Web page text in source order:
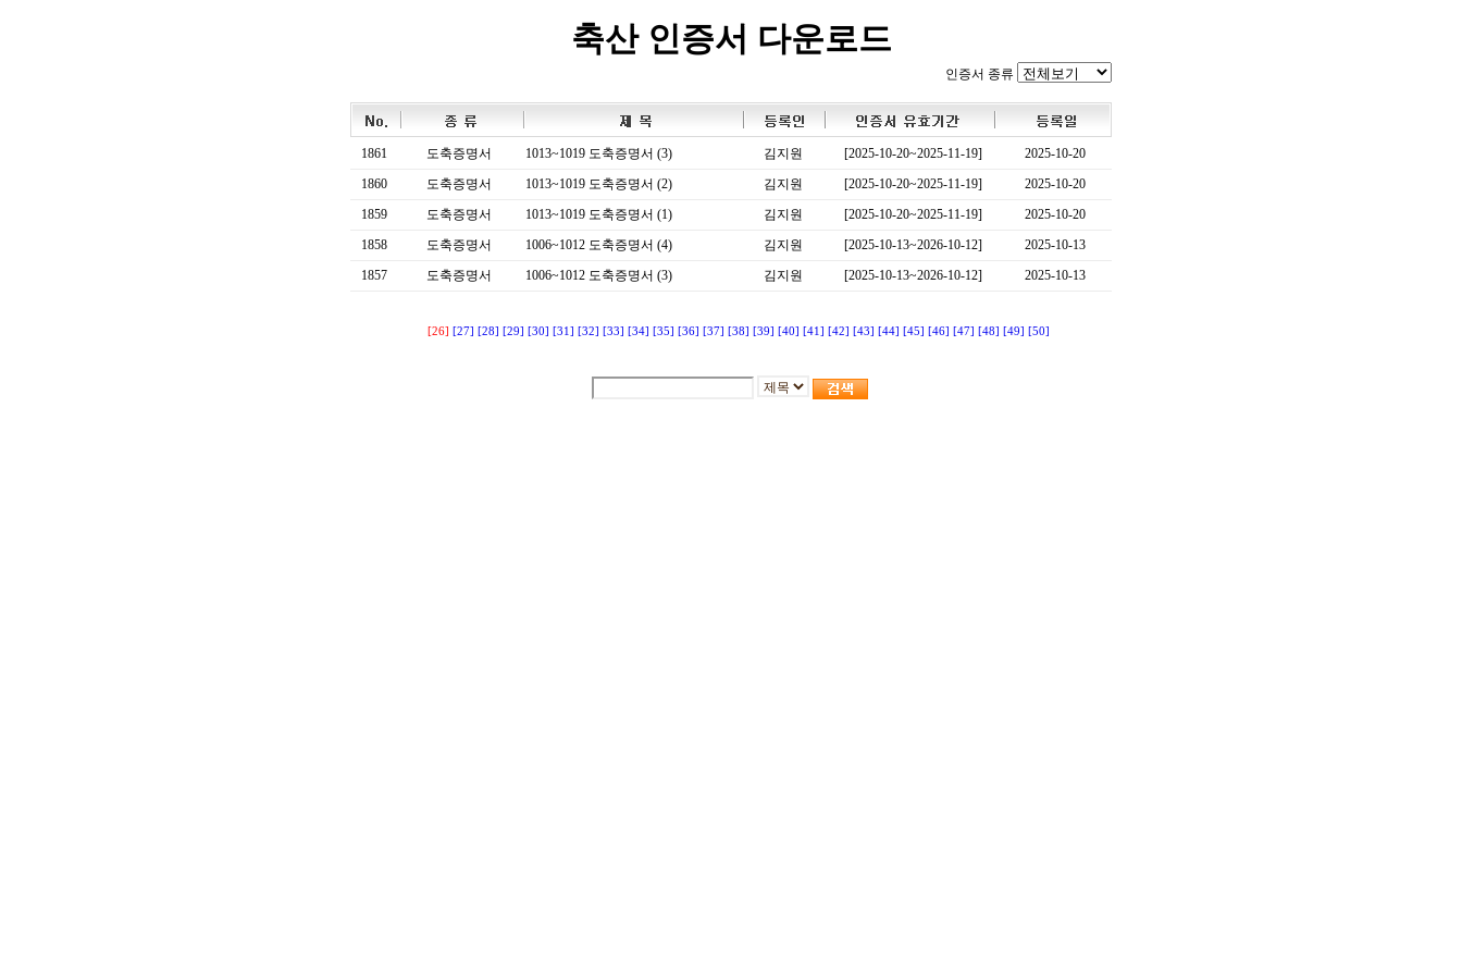
축산 인증서 다운로드
인증서 종류
1861 도축증명서 1013~1019 도축증명서 (3) 김지원 [2025-10-20~2025-11-19]
2025-10-20
1860
도축증명서 1013~1019 도축증명서 (2) 김지원 [2025-10-20~2025-11-19]
2025-10-20
1859
도축증명서 1013~1019 도축증명서 (1) 김지원 [2025-10-20~2025-11-19]
2025-10-20
1858
도축증명서 1006~1012 도축증명서 (4) 김지원 [2025-10-13~2026-10-12]
2025-10-13
1857
도축증명서 1006~1012 도축증명서 (3) 김지원 [2025-10-13~2026-10-12] 2025-10-13
[26] [27] [28] [29] [30] [31] [32] [33] [34] [35] [36] [37] [38] [39] [40] [41] [42] [43] [44] [45] [46] [47] [48] [49] [50]